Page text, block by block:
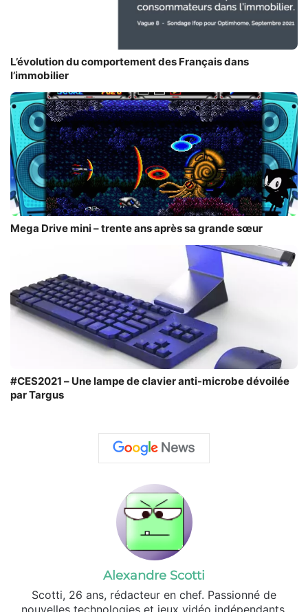
L’évolution du comportement des Français dans
l’immobilier
Mega Drive mini – trente ans après sa grande sœur
#CES2021 – Une lampe de clavier anti-microbe dévoilée
par Targus
Alexandre Scotti
Scotti, 26 ans, rédacteur en chef. Passionné de
nouvelles technologies et jeux vidéo indépendants.